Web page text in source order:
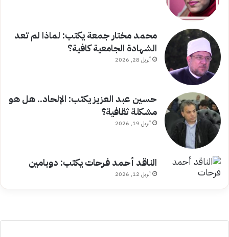
محمد مختار جمعة يكتب: لماذا لم تعد
الشهادة الجامعية كافية؟
أبريل 28, 2026
حسين عبد العزيز يكتب: الإلحاد.. هل هو
مشكلة ثقافية؟
أبريل 19, 2026
الناقد أحمد فرحات يكتب: دوبامين
أبريل 12, 2026